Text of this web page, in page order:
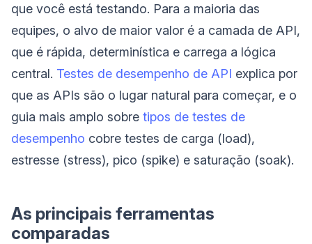
que você está testando. Para a maioria das
equipes, o alvo de maior valor é a camada de API,
que é rápida, determinística e carrega a lógica
central. Testes de desempenho de API explica por
que as APIs são o lugar natural para começar, e o
guia mais amplo sobre tipos de testes de
desempenho cobre testes de carga (load),
estresse (stress), pico (spike) e saturação (soak).
As principais ferramentas
comparadas